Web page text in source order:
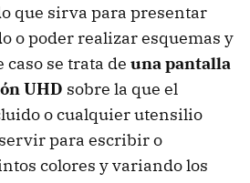
que sirva para presentar
o poder realizar esquemas y
caso se trata de una pantalla
UHD sobre la que el
o cualquier utensilio
para escribir o
colores y variando los